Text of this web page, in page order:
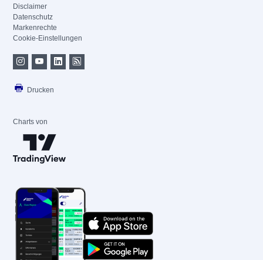
Disclaimer
Datenschutz
Markenrechte
Cookie-Einstellungen
Drucken
Charts von